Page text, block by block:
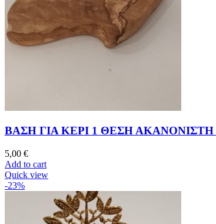
ΒΑΣΗ ΓΙΑ ΚΕΡΙ 1 ΘΕΣΗ
5,00 €
Add to cart
Quick view
-23%